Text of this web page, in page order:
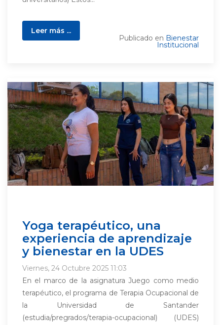
Leer más ...
Publicado en Bienestar
Institucional
Yoga terapéutico, una
experiencia de aprendizaje
y bienestar en la UDES
Viernes, 24 Octubre 2025 11:03
En el marco de la asignatura Juego como medio
terapéutico, el programa de Terapia Ocupacional de
la Universidad de Santander
(estudia/pregrados/terapia-ocupacional) (UDES)